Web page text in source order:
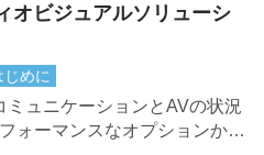
オビジュアルソリューシ
めに
ミュニケーションとAVの状況
ォーマンスなオプションか